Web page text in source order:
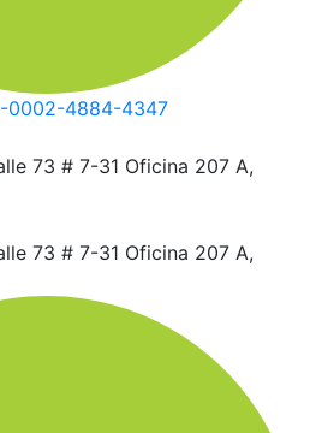
0002-4884-4347
73 # 7-31 Oficina 207 A,
73 # 7-31 Oficina 207 A,